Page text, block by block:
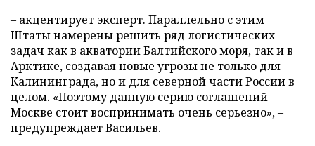
– акцентирует эксперт. Параллельно с этим
Штаты намерены решить ряд логистических
задач как в акватории Балтийского моря, так и в
Арктике, создавая новые угрозы не только для
Калининграда, но и для северной части России в
целом. «Поэтому данную серию соглашений
Москве стоит воспринимать очень серьезно», –
предупреждает Васильев.